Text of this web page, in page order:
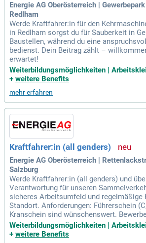
Energie AG Oberösterreich |
Redlham
Werde Kraftfahrer:in für den
in Redlham sorgst du für Sauberkeit in
Baustellen, während du eine
bedienst. Dein Beitrag zählt –
erwartet!
Weiterbildungsmöglichkeiten |
+ weitere Benefits
mehr erfahren
Kraftfahrer:in (all genders)
Energie AG Oberösterreich |
Salzburg
Werde Kraftfahrer:in (all genders) und
Verantwortung für unseren
sicheres Arbeitsumfeld und regelmäßige
Standort. Anforderungen: Führerschein
Kranschein sind wünschenswert.
Weiterbildungsmöglichkeiten |
+ weitere Benefits